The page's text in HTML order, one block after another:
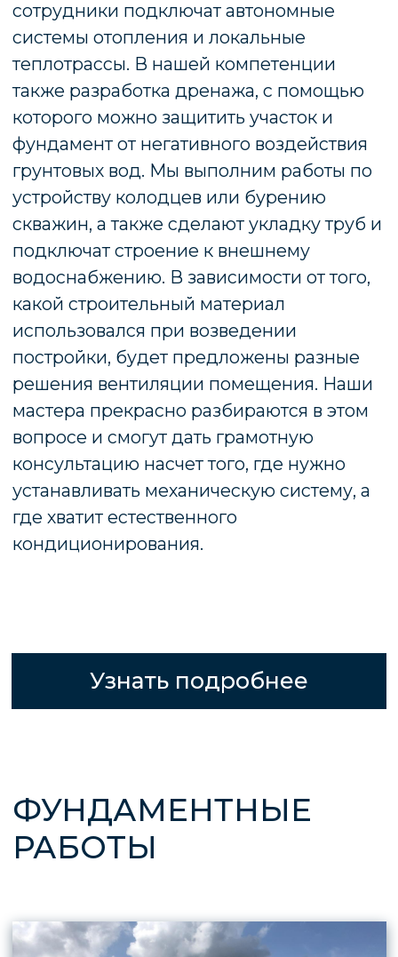
Фундаментные работы – это начало
любого строительства. На данном этапе
очень важно соблюсти все технологии
закладки и выбрать качественный
материал. Если допустить малейшее
отступление от норм и правил, то
результатом всего строительства может
оказаться лопнувшее основание дома.
Появившиеся трещины негативно
сказываются на целостности всего
строения, а также могут привести к
разрушению стен.
Компания «КИТ» установит фундамент
любого типа (ленточный, буронабивной с
ростверком, свайный, монолитную
нагрузки! Подведем любые